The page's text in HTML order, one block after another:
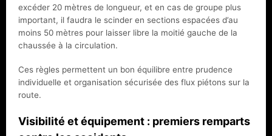
excéder 20 mètres de longueur, et en cas de groupe plus
important, il faudra le scinder en sections espacées d’au
moins 50 mètres pour laisser libre la moitié gauche de la
chaussée à la circulation.
Ces règles permettent un bon équilibre entre prudence
individuelle et organisation sécurisée des flux piétons sur la
route.
Visibilité et équipement : premiers remparts